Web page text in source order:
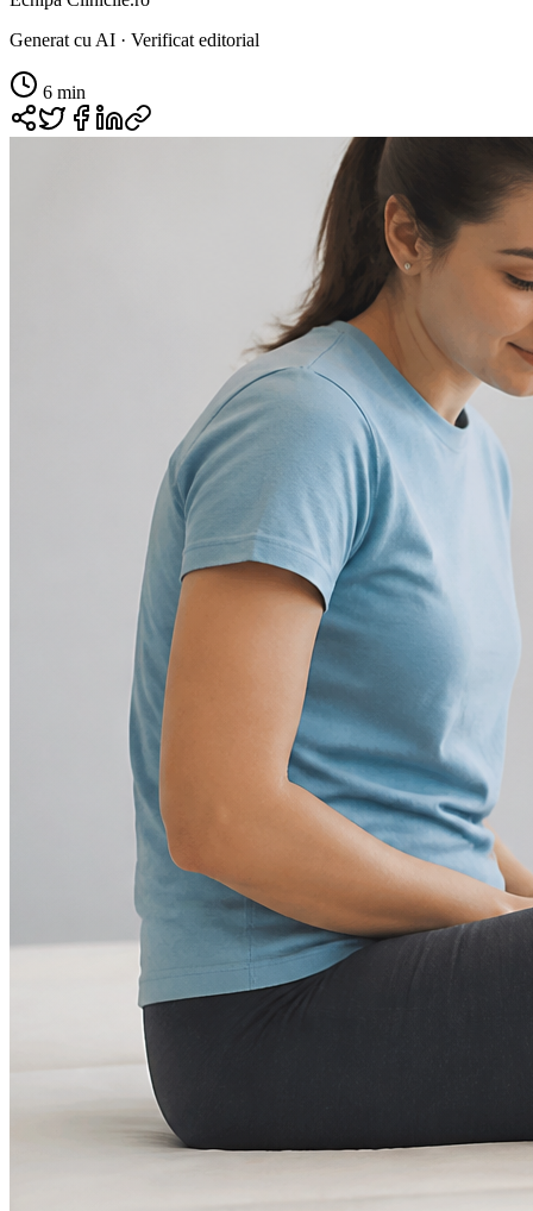
Generat cu AI · Verificat editorial
6 min